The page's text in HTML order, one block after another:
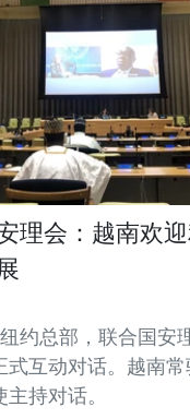
理会：越南欢
约总部，联合国安
式互动对话。越南
持对话。